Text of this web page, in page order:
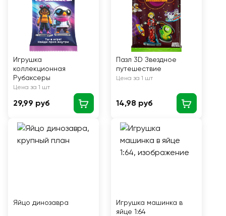
Игрушка
коллекционная
Рубаксеры
Цена за 1 шт
29,99 руб
Пазл 3D Звездное
путешествие
Цена за 1 шт
14,98 руб
Яйцо динозавра
Игрушка машинка в
яйце 1:64